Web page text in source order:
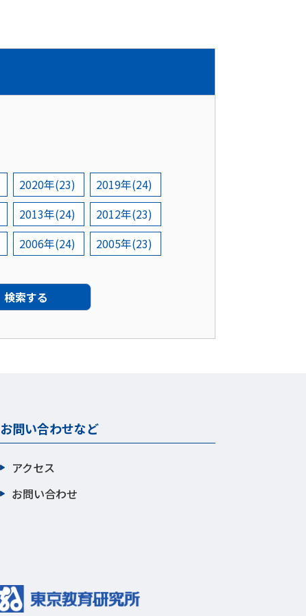
2020年(23)
2019年(24)
2013年(24)
2012年(23)
2006年(24) 2005年(23)
お問い合わせなど
アクセス
お問い合わせ